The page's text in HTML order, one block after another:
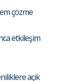
çözme
etkileşim
açık